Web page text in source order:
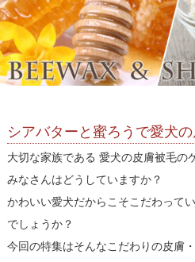
シアバターと蜜ろうで愛犬
大切な家族である 愛犬の皮膚被毛の
みなさんはどうしていますか？
かわいい愛犬だからこそこだわって
でしょうか？
今回の特集はそんなこだわりの皮膚